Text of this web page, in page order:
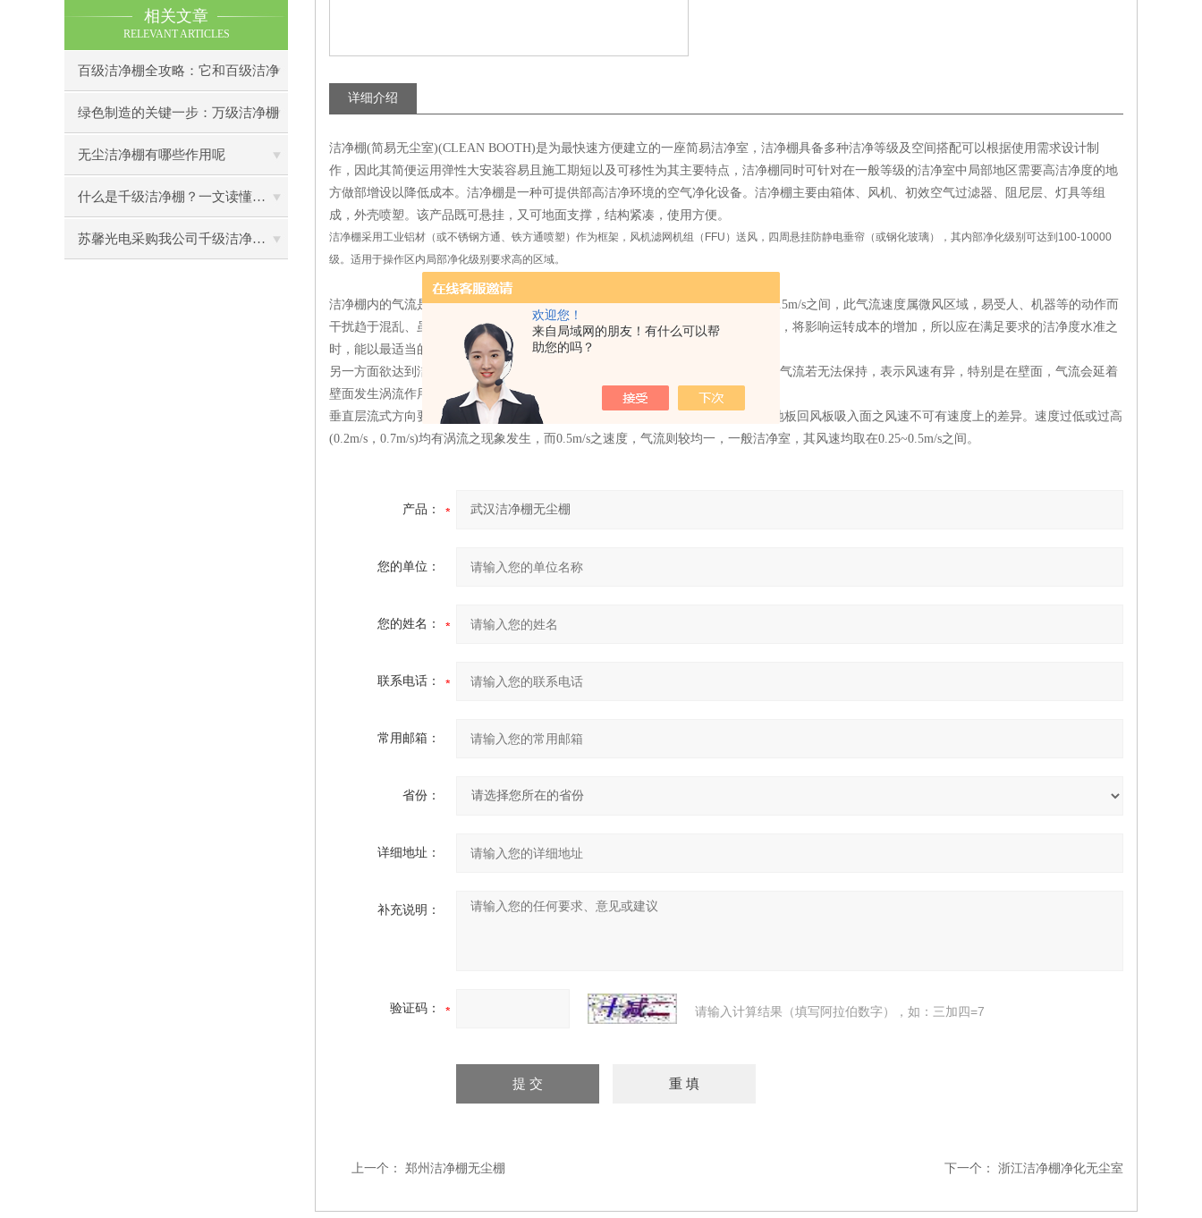
欢迎您！
来自局域网的朋友！有什么可以帮
助您的吗？
相关文章
RELEVANT ARTICLES
百级洁净棚全攻略：它和百级洁净
室到底有什么区别？
绿色制造的关键一步：万级洁净棚
助力环保型半导体产业发展
无尘洁净棚有哪些作用呢
什么是千级洁净棚？一文读懂其结构特点与局部净化优势
苏馨光电采购我公司千级洁净棚普通工作台一批（7月07日）已顺利交货
详细介绍
洁净棚(简易无尘室)(CLEAN BOOTH)是为最快速方便建立的一座简易洁净室，洁净棚具备多种洁净等级及空间搭配可以根据使用需求设计制
作，因此其简便运用弹性大安装容易且施工期短以及可移性为其主要特点，洁净棚同时可针对在一般等级的洁净室中局部地区需要高洁净度的地
方做部增设以降低成本。洁净棚是一种可提供部高洁净环境的空气净化设备。洁净棚主要由箱体、风机、初效空气过滤器、阻尼层、灯具等组
成，外壳喷塑。该产品既可悬挂，又可地面支撑，结构紧凑，使用方便。
洁净棚采用工业铝材（或不锈钢方通、铁方通喷塑）作为框架，风机滤网机组（FFU）送风，四周悬挂防静电垂帘（或钢化玻璃），其内部净化级别可达到100-10000
级。适用于操作区内局部净化级别要求高的区域。
洁净棚内的气流是左右洁净室性能的重要因素，一般洁净室的气流速度是选0.25~0.5m/s之间，此气流速度属微风区域，易受人、机器等的动作而
干扰趋于混乱、虽提高风速可抑制此一扰乱之影响而保持洁净度、但因风速的提高，将影响运转成本的增加，所以应在满足要求的洁净度水准之
时，能以最适当的风速供应，以达到适当的风速供应以达到经济性效果。
另一方面欲达到洁净室洁净度之稳定效果，均一气流之保持亦为一重要因素，均一气流若无法保持，表示风速有异，特别是在壁面，气流会延着
壁面发生涡流作用，此时要实现高洁净度事实上很困难。
垂直层流式方向要保持均一气流必须：(a)吹出面的风速不可有速度上的差异；(b)地板回风板吸入面之风速不可有速度上的差异。速度过低或过高
(0.2m/s，0.7m/s)均有涡流之现象发生，而0.5m/s之速度，气流则较均一，一般洁净室，其风速均取在0.25~0.5m/s之间。
产品：
您的单位：
您的姓名：
联系电话：
常用邮箱：
省份：
详细地址：
补充说明：
验证码： 请输入计算结果（填写阿拉伯数字），如：三加四=7
上一个： 郑州洁净棚无尘棚 下一个： 浙江洁净棚净化无尘室